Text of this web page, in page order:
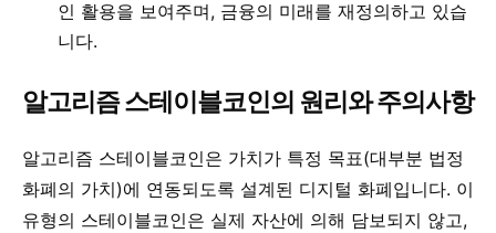
인 활용을 보여주며, 금융의 미래를 재정의하고 있습
니다.
알고리즘 스테이블코인의 원리와 주의사항
알고리즘 스테이블코인은 가치가 특정 목표(대부분 법정
화폐의 가치)에 연동되도록 설계된 디지털 화폐입니다. 이
유형의 스테이블코인은 실제 자산에 의해 담보되지 않고,